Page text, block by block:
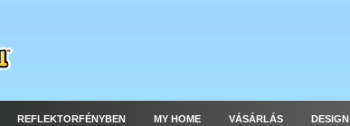
REFLEKTORFÉNYBEN MY HOME VÁSÁRLÁS DESIGN